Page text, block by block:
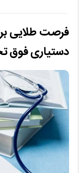
فرصت طلایی
دستیاری فوق